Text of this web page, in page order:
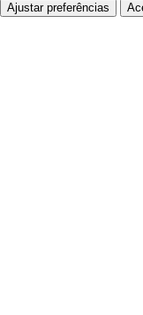
Ajustar preferências